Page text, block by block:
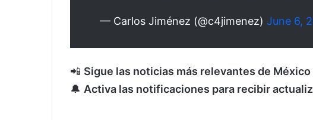
— Carlos Jiménez (@c4jimenez) June 6,
📲 Sigue las noticias más relevantes de México
🔔 Activa las notificaciones para recibir